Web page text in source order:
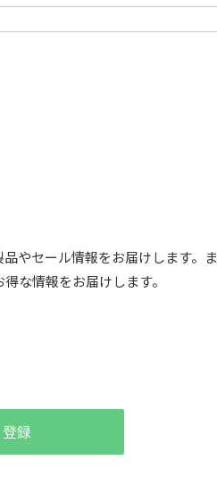
やセール情報をお届けします。
な情報をお届けします。
登録